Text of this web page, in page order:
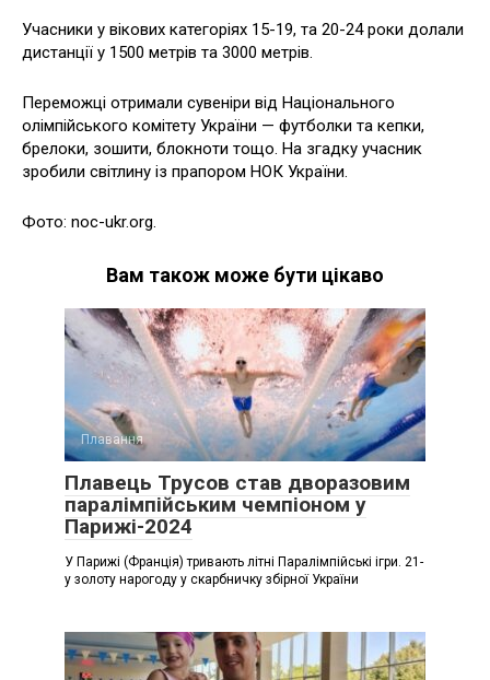
Учасники у вікових категоріях 15-19, та 20-24 роки долали
дистанції у 1500 метрів та 3000 метрів.
Переможці отримали сувеніри від Національного
олімпійського комітету України — футболки та кепки,
брелоки, зошити, блокноти тощо. На згадку учасник
зробили світлину із прапором НОК України.
Фото: noc-ukr.org.
Вам також може бути цікаво
Плавання
Плавець Трусов став дворазовим
паралімпійським чемпіоном у
Парижі-2024
У Парижі (Франція) тривають літні Паралімпійські ігри. 21-
у золоту нарогоду у скарбничку збірної України